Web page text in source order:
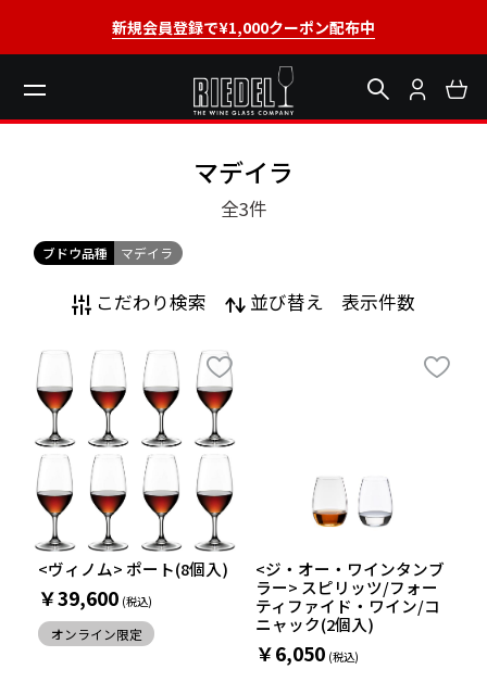
新規会員登録で¥1,000クーポン配布中
マデイラ
全3件
ブドウ品種 マデイラ
こだわり検索 並び替え 表示件数
<ヴィノム> ポート(8個入)
￥39,600
オンライン限定
<ジ・オー・ワインタンブ
ラー> スピリッツ/フォー
ティファイド・ワイン/コ
ニャック(2個入)
￥6,050